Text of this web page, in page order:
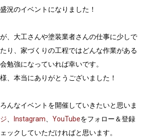
況のイベントになりました！
、大工さんや塗装業者さんの仕事に少しで
り、家づくりの工程ではどんな作業がある
勉強になっていれば幸いです。
、本当にありがとうございました！
んなイベントを開催していきたいと思いま
Instagram YouTubeをフォロー＆登録
ックしていただければと思います。